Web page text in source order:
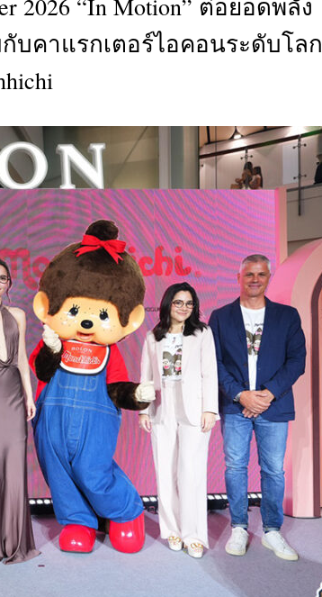
2026 “In Motion” ต่อยอดพลัง
คาแรกเตอร์ไอคอนระดับโลก